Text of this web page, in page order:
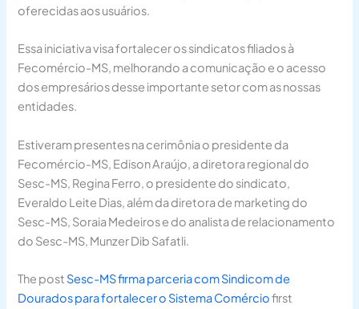
oferecidas aos usuários.
Essa iniciativa visa fortalecer os sindicatos filiados à
Fecomércio-MS, melhorando a comunicação e o acesso
dos empresários desse importante setor com as nossas
entidades.
Estiveram presentes na cerimônia o presidente da
Fecomércio-MS, Edison Araújo, a diretora regional do
Sesc-MS, Regina Ferro, o presidente do sindicato,
Everaldo Leite Dias, além da diretora de marketing do
Sesc-MS, Soraia Medeiros e do analista de relacionamento
do Sesc-MS, Munzer Dib Safatli.
The post Sesc-MS firma parceria com Sindicom de
Dourados para fortalecer o Sistema Comérciofirst